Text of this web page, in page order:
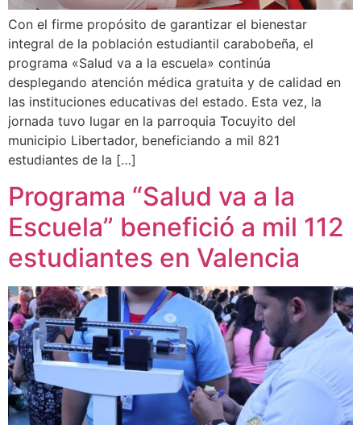
Con el firme propósito de garantizar el bienestar
integral de la población estudiantil carabobeña, el
programa «Salud va a la escuela» continúa
desplegando atención médica gratuita y de calidad en
las instituciones educativas del estado. Esta vez, la
jornada tuvo lugar en la parroquia Tocuyito del
municipio Libertador, beneficiando a mil 821
estudiantes de la […]
Programa “Salud va a la
Escuela” benefició a mil 112
estudiantes en Valencia